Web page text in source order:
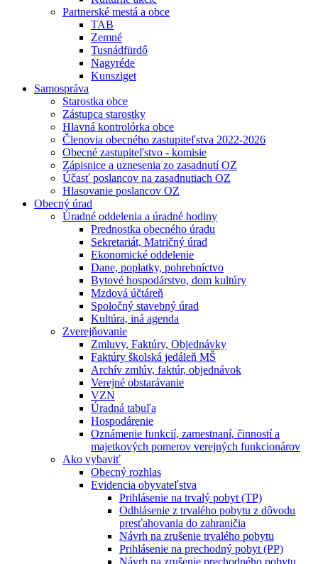
Partnerské mestá a obce
TAB
Zemné
Tusnádfürdő
Nagyréde
Kunsziget
Samospráva
Starostka obce
Zástupca starostky
Hlavná kontrolórka obce
Členovia obecného zastupiteľstva 2022-2026
Obecné zastupiteľstvo - komisie
Zápisnice a uznesenia zo zasadnutí OZ
Účasť poslancov na zasadnutiach OZ
Hlasovanie poslancov OZ
Obecný úrad
Úradné oddelenia a úradné hodiny
Prednostka obecného úradu
Sekretariát, Matričný úrad
Ekonomické oddelenie
Dane, poplatky, pohrebníctvo
Bytové hospodárstvo, dom kultúry
Mzdová účtáreň
Spoločný stavebný úrad
Kultúra, iná agenda
Zverejňovanie
Zmluvy, Faktúry, Objednávky
Faktúry školská jedáleň MŠ
Archív zmlúv, faktúr, objednávok
Verejné obstarávanie
VZN
Úradná tabuľa
Hospodárenie
Oznámenie funkcií, zamestnaní, činností a
majetkových pomerov verejných funkcionárov
Ako vybaviť
Obecný rozhlas
Evidencia obyvateľstva
Prihlásenie na trvalý pobyt (TP)
Odhlásenie z trvalého pobytu z dôvodu
presťahovania do zahraničia
Návrh na zrušenie trvalého pobytu
Prihlásenie na prechodný pobyt (PP)
Návrh na zrušenie prechodného pobytu